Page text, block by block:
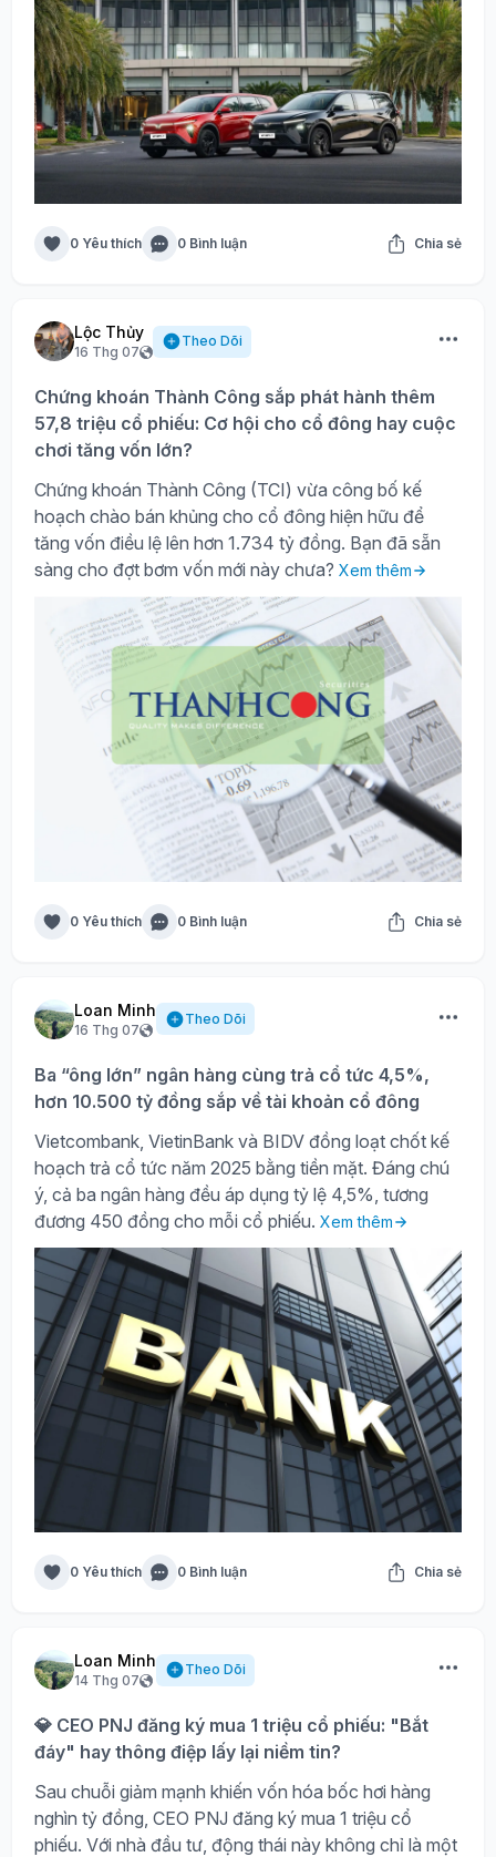
0 Yêu thích 0 Bình luận Chia sẻ
Lộc Thủy
16 Thg 07
Theo Dõi
Chứng khoán Thành Công sắp phát hành thêm
57,8 triệu cổ phiếu: Cơ hội cho cổ đông hay cuộc
chơi tăng vốn lớn?
Chứng khoán Thành Công (TCI) vừa công bố kế
hoạch chào bán khủng cho cổ đông hiện hữu để
tăng vốn điều lệ lên hơn 1.734 tỷ đồng. Bạn đã sẵn
sàng cho đợt bơm vốn mới này chưa? Xem thêm
0 Yêu thích 0 Bình luận Chia sẻ
Loan Minh
16 Thg 07
Theo Dõi
Ba “ông lớn” ngân hàng cùng trả cổ tức 4,5%,
hơn 10.500 tỷ đồng sắp về tài khoản cổ đông
Vietcombank, VietinBank và BIDV đồng loạt chốt kế
hoạch trả cổ tức năm 2025 bằng tiền mặt. Đáng chú
ý, cả ba ngân hàng đều áp dụng tỷ lệ 4,5%, tương
đương 450 đồng cho mỗi cổ phiếu. Xem thêm
0 Yêu thích 0 Bình luận Chia sẻ
Loan Minh
14 Thg 07
Theo Dõi
💎 CEO PNJ đăng ký mua 1 triệu cổ phiếu: "Bắt
đáy" hay thông điệp lấy lại niềm tin?
Sau chuỗi giảm mạnh khiến vốn hóa bốc hơi hàng
nghìn tỷ đồng, CEO PNJ đăng ký mua 1 triệu cổ
phiếu. Với nhà đầu tư, động thái này không chỉ là một